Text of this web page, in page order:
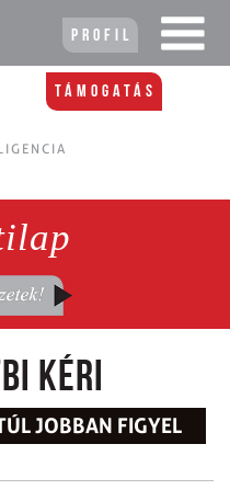
Profil
Támogatás
kéri
JOBBAN FIGYEL